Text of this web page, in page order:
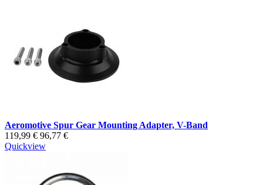
Aeromotive Spur Gear Mounting Adapter, V-Band
119,99 € 96,77 €
Quickview